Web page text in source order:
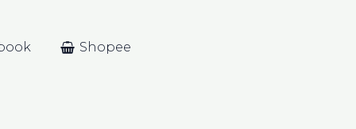
Shopee